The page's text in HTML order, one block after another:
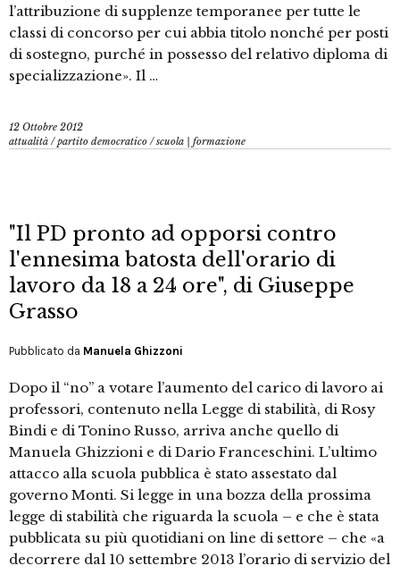
l’attribuzione di supplenze temporanee per tutte le
classi di concorso per cui abbia titolo nonché per posti
di sostegno, purché in possesso del relativo diploma di
specializzazione». Il …
12 Ottobre 2012
attualità /partito democratico /scuola | formazione
"Il PD pronto ad opporsi contro
l'ennesima batosta dell'orario di
lavoro da 18 a 24 ore", di Giuseppe
Grasso
Pubblicato da Manuela Ghizzoni
Dopo il “no” a votare l’aumento del carico di lavoro ai
professori, contenuto nella Legge di stabilità, di Rosy
Bindi e di Tonino Russo, arriva anche quello di
Manuela Ghizzioni e di Dario Franceschini. L’ultimo
attacco alla scuola pubblica è stato assestato dal
governo Monti. Si legge in una bozza della prossima
legge di stabilità che riguarda la scuola – e che è stata
pubblicata su più quotidiani on line di settore – che «a
decorrere dal 10 settembre 2013 l’orario di servizio del